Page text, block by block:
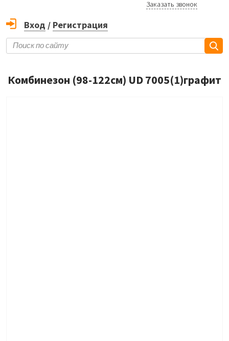
Заказать звонок
Вход / Регистрация
Комбинезон (98-122см) UD 7005(1)графит